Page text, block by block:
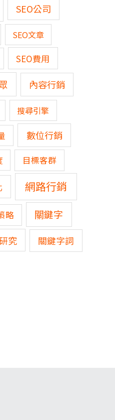
SEO公司
SEO文章
SEO費用
內容行銷
搜尋引擎
數位行銷
目標客群
網路行銷
略 關鍵字
究 關鍵字詞